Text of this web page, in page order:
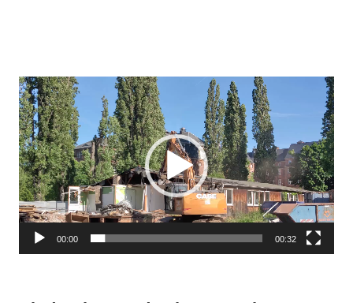
Video-
Player
00:00 00:32